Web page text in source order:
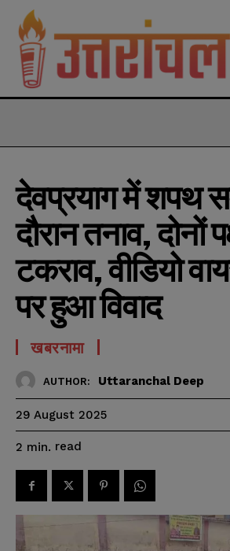
देवप्रयाग में शपथ
दौरान तनाव, दोनों
टकराव, वीडियो
पर हुआ विवाद
खबरनामा
AUTHOR: Uttaranchal Deep
29 August 2025
2 min. read